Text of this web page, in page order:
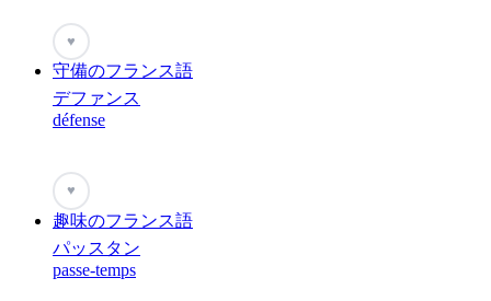
♥
守備のフランス語
デファンス
défense
♥
趣味のフランス語
パッスタン
passe-temps